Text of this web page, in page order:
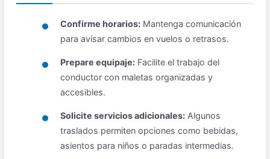
Confirme horarios: Mantenga comunicación
para avisar cambios en vuelos o retrasos.
Prepare equipaje: Facilite el trabajo del
conductor con maletas organizadas y
accesibles.
Solicite servicios adicionales: Algunos
traslados permiten opciones como bebidas,
asientos para niños o paradas intermedias.